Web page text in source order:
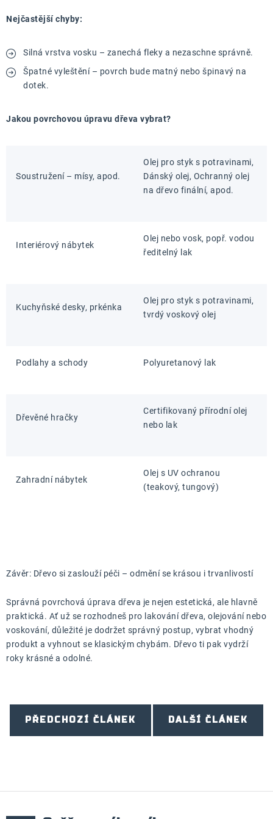
Nejčastější chyby:
Silná vrstva vosku – zanechá fleky a nezaschne správně.
Špatné vyleštění – povrch bude matný nebo špinavý na
dotek.
Jakou povrchovou úpravu dřeva vybrat?
Soustružení – mísy, apod.
Olej pro styk s potravinami,
Dánský olej, Ochranný olej
na dřevo finální, apod.
Interiérový nábytek
Olej nebo vosk, popř. vodou
ředitelný lak
Kuchyňské desky, prkénka
Olej pro styk s potravinami,
tvrdý voskový olej
Podlahy a schody Polyuretanový lak
Dřevěné hračky
Certifikovaný přírodní olej
nebo lak
Zahradní nábytek
Olej s UV ochranou
(teakový, tungový)
Závěr: Dřevo si zaslouží péči – odmění se krásou i trvanlivostí
Správná povrchová úprava dřeva je nejen estetická, ale hlavně
praktická. Ať už se rozhodneš pro lakování dřeva, olejování nebo
voskování, důležité je dodržet správný postup, vybrat vhodný
produkt a vyhnout se klasickým chybám. Dřevo ti pak vydrží
roky krásné a odolné.
PŘEDCHOZÍ ČLÁNEK DALŠÍ ČLÁNEK